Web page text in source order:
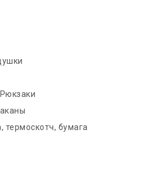
термоскотч, бумага